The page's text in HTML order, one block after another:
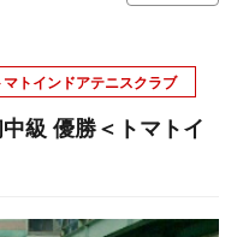
マトインドアテニスクラブ
級 優勝＜トマトイ